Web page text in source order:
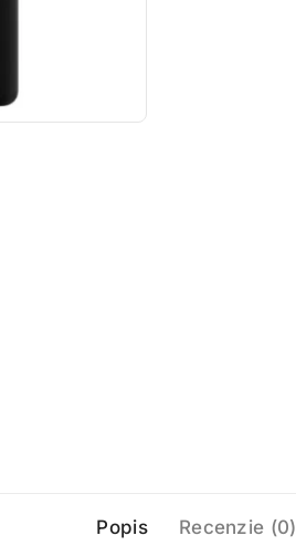
Popis Recenzie (0)